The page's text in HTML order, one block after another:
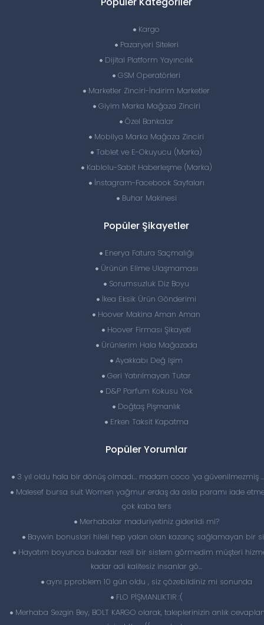
Kargo
Pazaryeri Siteleri
Dijital Platform Yayıncılık
GSM Operatörleri
Marketler Zinciri-İndirim Marketler
Giyim Marka Mağaza Zinciri
Özel Bankalar
Mobilya Marka Mağaza Zinciri
Tablet ve E-Okuyucu (Marka)
Kablolu-Sabit Haberleşme (Marka)
İnstagram-Facebook Sayfaları
Buhar Makinesi
Popüler Şikayetler
Enerya Fatura Saçmalığı
Ürünün Elime Ulaşmaması
Sorumsuzluk Diz Boyu
İkea Eksik Ürün Gönderimi
Hoover Makina Aman Aman
Hoover Firması Şikayeti
Ürünlerim Hala Mağazada
Ayakkabı Değ Işim
Geri Yatırılmayan Tutar
D&P Parfum Kokusu Yok
Doğtaş Pişmanlık
Erken Taksit Kapatma
Popüler Yorumlar
3 yıl oldu hala bir dönüş olmadı… madam coco ‘ya güvenilmezmiş
Malesef bursa suit Women yağmur erdaş da asla paramı iade
çok kaba ters
Merhabalar maduriyetiniz giderildi mi?
Baywin bonuslari hileli hep yalan olan kazanç sağlamayan bir
Hayatım boyunca bukadar rezil bir sistem görmedim müşteri
kadar adi kalitesiz insanlar gö...
aynı pproblem 10 gün oldu , siz çözebildiniz mi sonunda
FLO PİŞMANLIKTIR :(
Merhaba Sezgin Bey, BOLT KARGO olarak, taleplerinizin anlık